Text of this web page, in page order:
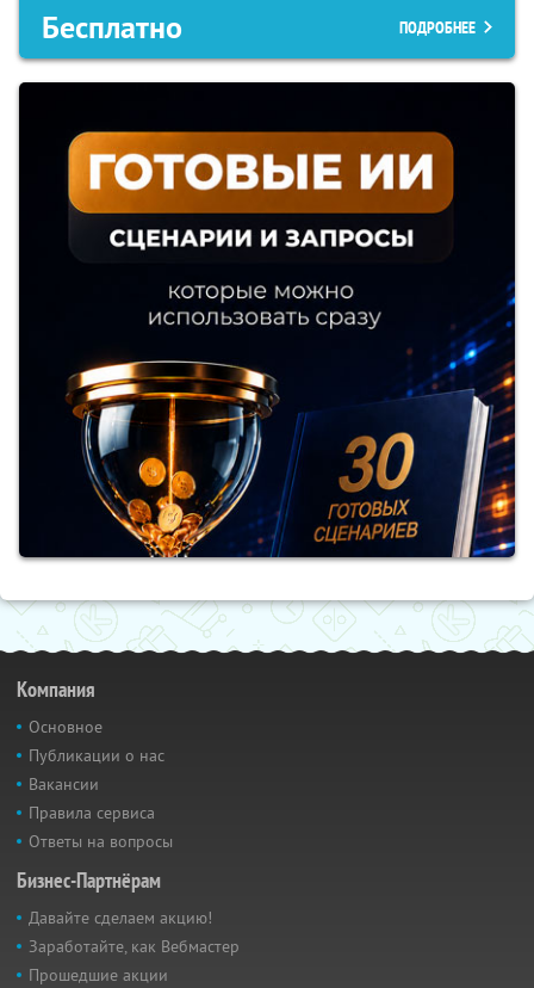
Бесплатно ПОДРОБНЕЕ
Компания
Основное
Публикации о нас
Вакансии
Правила сервиса
Ответы на вопросы
Бизнес-Партнёрам
Давайте сделаем акцию!
Заработайте, как Вебмастер
Прошедшие акции